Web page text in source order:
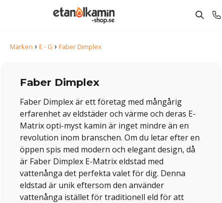
Märken › E - G › Faber Dimplex
Faber Dimplex
Faber Dimplex är ett företag med mångårig
erfarenhet av eldstäder och värme och deras E-
Matrix opti-myst kamin är inget mindre än en
revolution inom branschen. Om du letar efter en
öppen spis med modern och elegant design, då
är Faber Dimplex E-Matrix eldstad med
vattenånga det perfekta valet för dig. Denna
eldstad är unik eftersom den använder
vattenånga istället för traditionell eld för att